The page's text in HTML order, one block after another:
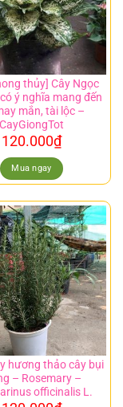
thủy] Cây Ngọc
ý nghĩa mang đến
mắn, tài lộc –
CayGiongTot
120.000₫
Mua ngay
hương thảo cây bụi
– Rosemary –
officinalis L.